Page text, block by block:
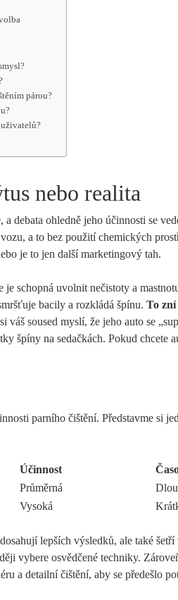
párou?
nebo realita
a debata ohledně jeho účinnosti se
a to bez použití chemických
je to jen další marketingový tah.
je schopná uvolnit nečistoty a
bacily a rozkládá špínu.To
soused myslí, že jeho auto se
špíny na sedačkách. Pokud
parního čištění. Představme si
Účinnost
Průměrná
Vysoká
lepších výsledků, ale také
vybere osvědčené techniky.
a detailní čištění, aby se předešlo